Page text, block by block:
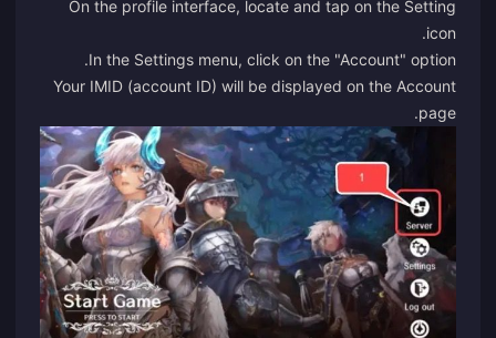
On the profile interface, locate and tap on the Setting
icon.
In the Settings menu, click on the "Account" option.
Your IMID (account ID) will be displayed on the Account
page.